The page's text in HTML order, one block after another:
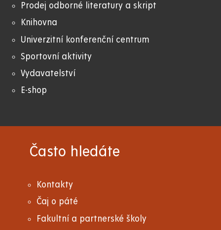
Prodej odborné literatury a skript
Knihovna
Univerzitní konferenční centrum
Sportovní aktivity
Vydavatelství
E-shop
Často hledáte
Kontakty
Čaj o páté
Fakultní a partnerské školy